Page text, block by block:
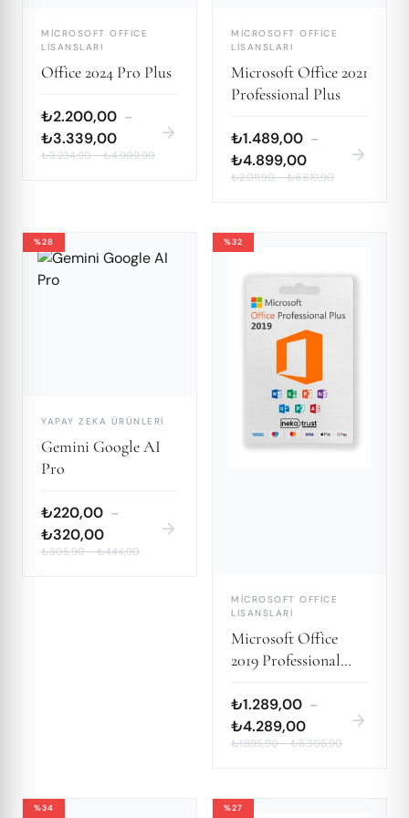
MICROSOFT OFFICE
LISANSLARI
Office 2024 Pro Plus
₺2.200,00 –
₺3.339,00
₺3.234,90–₺4.909,90
arrow_forward
MICROSOFT OFFICE
LISANSLARI
Microsoft Office 2021
Professional Plus
₺1.489,00 –
₺4.899,00
₺2.011,90–₺6.619,90
arrow_forward
%28
YAPAY ZEKA ÜRÜNLERI
Gemini Google AI
Pro
₺220,00 –
₺320,00
₺305,90–₺444,90
arrow_forward
%32
MICROSOFT OFFICE
LISANSLARI
Microsoft Office
2019 Professional
₺1.289,00 –
₺4.289,00
₺1.895,90–₺6.306,90
arrow_forward
%34 %27